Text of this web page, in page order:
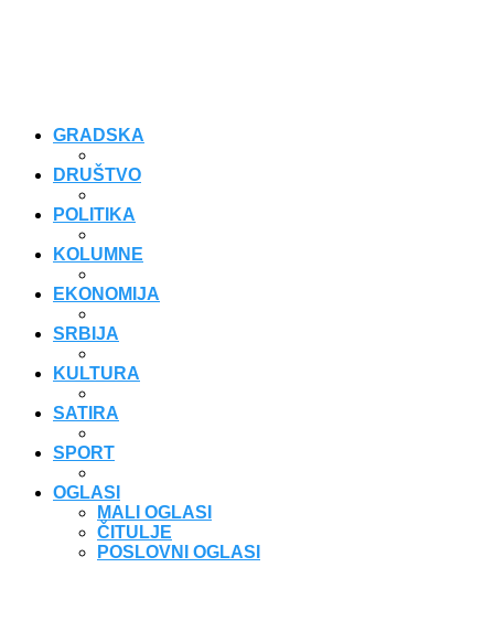
GRADSKA
DRUŠTVO
POLITIKA
KOLUMNE
EKONOMIJA
SRBIJA
KULTURA
SATIRA
SPORT
OGLASI
MALI OGLASI
ČITULJE
POSLOVNI OGLASI